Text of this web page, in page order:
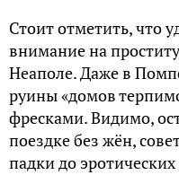
Стоит отметить, что
внимание на
Неаполе. Даже в
руины «домов
фресками. Видимо,
поездке без жён,
падки до